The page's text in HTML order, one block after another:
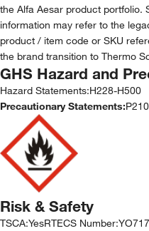
the Alfa Aesar product portfolio.
information may refer to the
product / item code or SKU
the brand transition to Thermo
GHS Hazard and
Hazard Statements:H228-H500
Precautionary Statements:
Risk & Safety
TSCA:YesRTECS Number: